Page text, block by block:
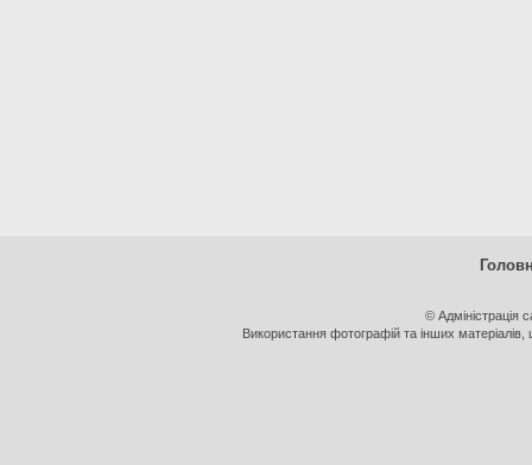
© Адміністрація
Використання фотографій та інших матеріалів,